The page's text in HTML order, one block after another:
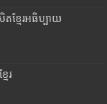
ខ្មែរអធិប្បាយ
ែរ